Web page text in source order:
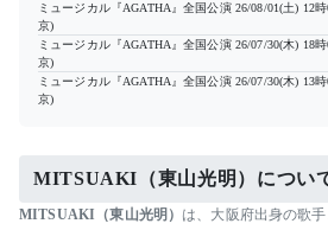
ミュージカル『AGATHA』全国公演 26/08/01(土) 12
京)
ミュージカル『AGATHA』全国公演 26/07/30(木) 18
京)
ミュージカル『AGATHA』全国公演 26/07/30(木) 13
京)
MITSUAKI（東山光明）につい
MITSUAKI（東山光明） は、大阪府出身の歌